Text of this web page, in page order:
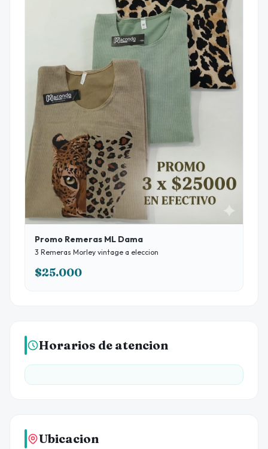
Promo Remeras ML Dama
3 Remeras Morley vintage a eleccion
$25.000
Horarios de atencion
Ubicacion